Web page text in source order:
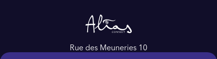
Rue des Meuneries 10